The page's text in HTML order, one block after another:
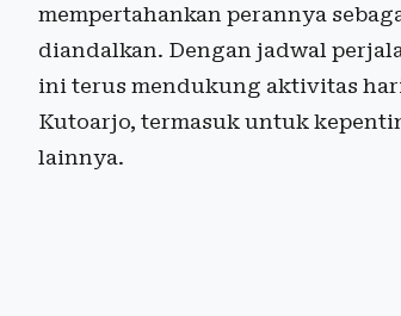
mempertahankan perannya
diandalkan. Dengan jadwal
ini terus mendukung aktivitas
Kutoarjo, termasuk untuk
lainnya.